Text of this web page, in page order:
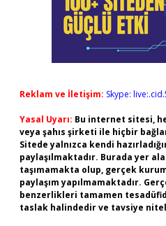
Reklam ve İletişim: Skype:
Yasal Uyarı: Bu internet sitesi,
veya şahıs şirketi ile hiçbir
Sitede yalnızca kendi
paylaşılmaktadır. Burada yer
taşımamakta olup, gerçek
paylaşım yapılmamaktadır.
benzerlikleri tamamen
taslak halindedir ve tavsiye